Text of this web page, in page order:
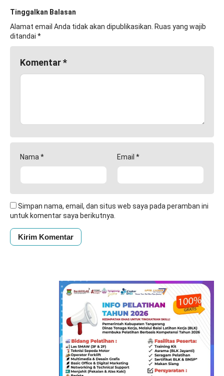
Tinggalkan Balasan
Alamat email Anda tidak akan dipublikasikan. Ruas yang wajib
ditandai *
Komentar*
Nama * Email *
Simpan nama, email, dan situs web saya pada peramban ini
untuk komentar saya berikutnya.